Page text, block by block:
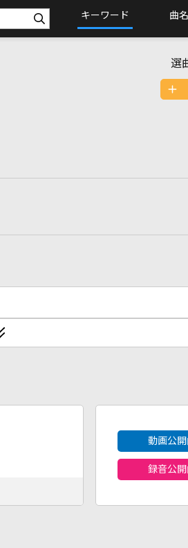
キーワード 曲名
選
動画公
録音公